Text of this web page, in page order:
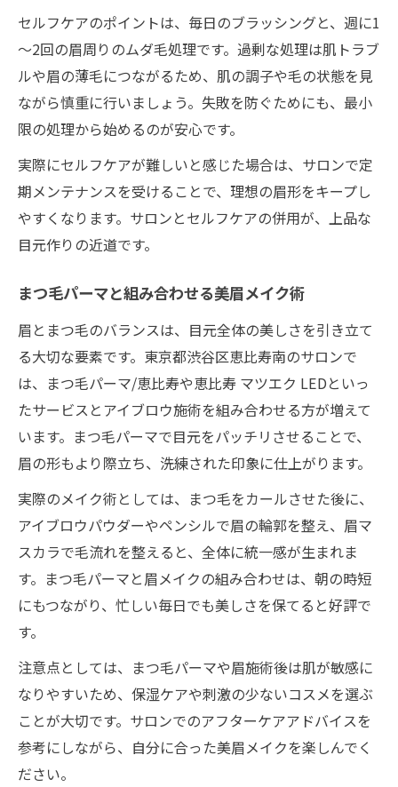
セルフケアのポイントは、毎日のブラッシングと、週に1
～2回の眉周りのムダ毛処理です。過剰な処理は肌トラブ
ルや眉の薄毛につながるため、肌の調子や毛の状態を見
ながら慎重に行いましょう。失敗を防ぐためにも、最小
限の処理から始めるのが安心です。
実際にセルフケアが難しいと感じた場合は、サロンで定
期メンテナンスを受けることで、理想の眉形をキープし
やすくなります。サロンとセルフケアの併用が、上品な
目元作りの近道です。
まつ毛パーマと組み合わせる美眉メイク術
眉とまつ毛のバランスは、目元全体の美しさを引き立て
る大切な要素です。東京都渋谷区恵比寿南のサロンで
は、まつ毛パーマ/恵比寿や恵比寿 マツエク LEDといっ
たサービスとアイブロウ施術を組み合わせる方が増えて
います。まつ毛パーマで目元をパッチリさせることで、
眉の形もより際立ち、洗練された印象に仕上がります。
実際のメイク術としては、まつ毛をカールさせた後に、
アイブロウパウダーやペンシルで眉の輪郭を整え、眉マ
スカラで毛流れを整えると、全体に統一感が生まれま
す。まつ毛パーマと眉メイクの組み合わせは、朝の時短
にもつながり、忙しい毎日でも美しさを保てると好評で
す。
注意点としては、まつ毛パーマや眉施術後は肌が敏感に
なりやすいため、保湿ケアや刺激の少ないコスメを選ぶ
ことが大切です。サロンでのアフターケアアドバイスを
参考にしながら、自分に合った美眉メイクを楽しんでく
ださい。